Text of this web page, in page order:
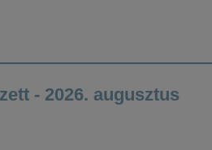
- 2026. augusztus